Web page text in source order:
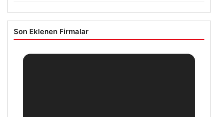
Son Eklenen Firmalar